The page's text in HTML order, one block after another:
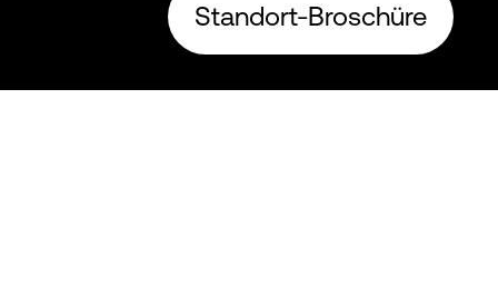
Standort-Broschüre